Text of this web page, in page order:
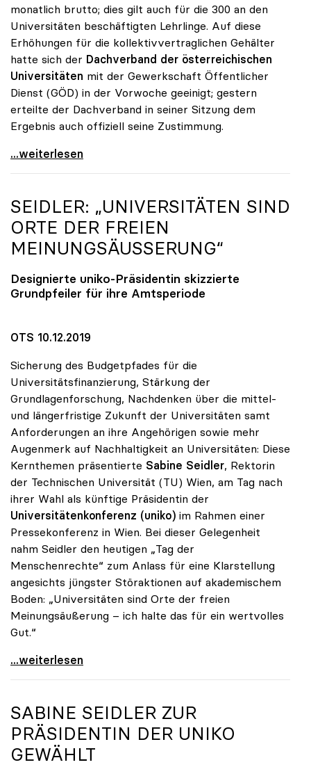
monatlich brutto; dies gilt auch für die 300 an den
Universitäten beschäftigten Lehrlinge. Auf diese
Erhöhungen für die kollektivvertraglichen Gehälter
hatte sich der Dachverband der österreichischen
Universitäten mit der Gewerkschaft Öffentlicher
Dienst (GÖD) in der Vorwoche geeinigt; gestern
erteilte der Dachverband in seiner Sitzung dem
Ergebnis auch offiziell seine Zustimmung.
KV-Verhandlungen: Gehälter steigen um mindestens
...weiterlesen
SEIDLER: „UNIVERSITÄTEN SIND
ORTE DER FREIEN
MEINUNGSÄUSSERUNG“
Designierte uniko-Präsidentin skizzierte
Grundpfeiler für ihre Amtsperiode
OTS 10.12.2019
Sicherung des Budgetpfades für die
Universitätsfinanzierung, Stärkung der
Grundlagenforschung, Nachdenken über die mittel-
und längerfristige Zukunft der Universitäten samt
Anforderungen an ihre Angehörigen sowie mehr
Augenmerk auf Nachhaltigkeit an Universitäten: Diese
Kernthemen präsentierte Sabine Seidler, Rektorin
der Technischen Universität (TU) Wien, am Tag nach
ihrer Wahl als künftige Präsidentin der
Universitätenkonferenz (uniko) im Rahmen einer
Pressekonferenz in Wien. Bei dieser Gelegenheit
nahm Seidler den heutigen „Tag der
Menschenrechte“ zum Anlass für eine Klarstellung
angesichts jüngster Störaktionen auf akademischem
Boden: „Universitäten sind Orte der freien
Meinungsäußerung – ich halte das für ein wertvolles
Gut.“
Seidler: „Universitäten sind Orte der freien
...weiterlesen
SABINE SEIDLER ZUR
PRÄSIDENTIN DER UNIKO
GEWÄHLT